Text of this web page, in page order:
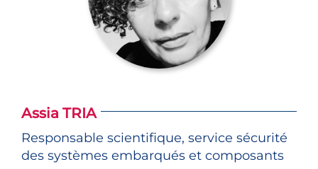
Assia TRIA
Responsable scientifique, service sécurité
des systèmes embarqués et composants